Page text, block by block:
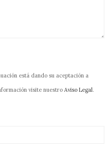
está dando su aceptación a
visite nuestro Aviso Legal.